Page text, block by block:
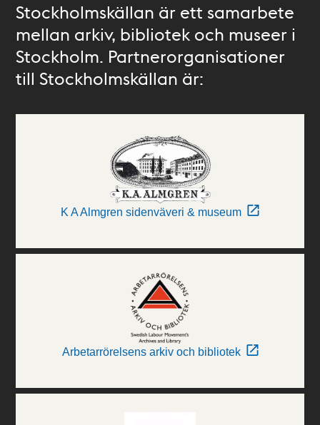
Stockholmskällan är ett samarbete
mellan arkiv, bibliotek och museer i
Stockholm. Partnerorganisationer
till Stockholmskällan är:
K A Almgren sidenväveri & museum
Arbetarrörelsens arkiv och bibliotek